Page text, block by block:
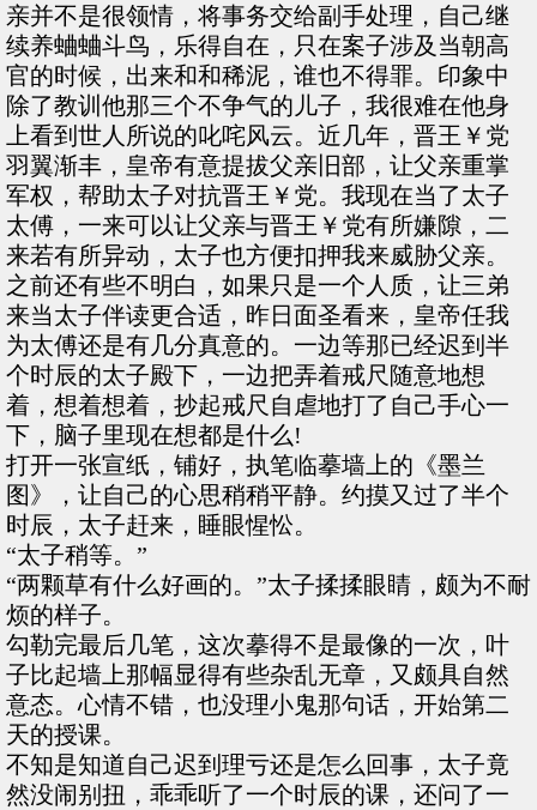
亲并不是很领情，将事务交给副手处理，自己继
续养蛐蛐斗鸟，乐得自在，只在案子涉及当朝高
官的时候，出来和和稀泥，谁也不得罪。印象中
除了教训他那三个不争气的儿子，我很难在他身
上看到世人所说的叱咤风云。近几年，晋王￥党
羽翼渐丰，皇帝有意提拔父亲旧部，让父亲重掌
军权，帮助太子对抗晋王￥党。我现在当了太子
太傅，一来可以让父亲与晋王￥党有所嫌隙，二
来若有所异动，太子也方便扣押我来威胁父亲。
之前还有些不明白，如果只是一个人质，让三弟
来当太子伴读更合适，昨日面圣看来，皇帝任我
为太傅还是有几分真意的。一边等那已经迟到半
个时辰的太子殿下，一边把弄着戒尺随意地想
着，想着想着，抄起戒尺自虐地打了自己手心一
下，脑子里现在想都是什么!
打开一张宣纸，铺好，执笔临摹墙上的《墨兰
图》，让自己的心思稍稍平静。约摸又过了半个
时辰，太子赶来，睡眼惺忪。
“太子稍等。”
“两颗草有什么好画的。”太子揉揉眼睛，颇为不耐
烦的样子。
勾勒完最后几笔，这次摹得不是最像的一次，叶
子比起墙上那幅显得有些杂乱无章，又颇具自然
意态。心情不错，也没理小鬼那句话，开始第二
天的授课。
不知是知道自己迟到理亏还是怎么回事，太子竟
然没闹别扭，乖乖听了一个时辰的课，还问了一